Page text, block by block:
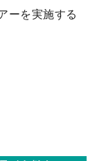
ーを実施する